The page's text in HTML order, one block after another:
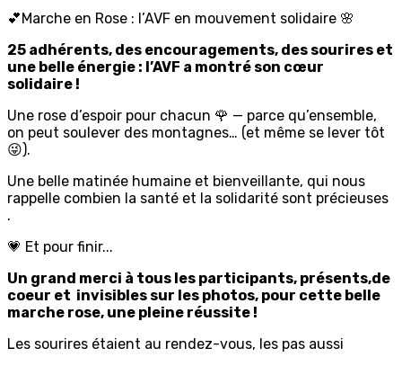
💕Marche en Rose : l’AVF en mouvement solidaire 🌸
25 adhérents, des encouragements, des sourires et
une belle énergie : l’AVF a montré son cœur
solidaire !
Une rose d’espoir pour chacun 🌹 — parce qu’ensemble,
on peut soulever des montagnes… (et même se lever tôt
😜).
Une belle matinée humaine et bienveillante, qui nous
rappelle combien la santé et la solidarité sont précieuses
.
💗 Et pour finir...
Un grand merci à tous les participants, présents,de
coeur et invisibles sur les photos, pour cette belle
marche rose, une pleine réussite !
Les sourires étaient au rendez-vous, les pas aussi